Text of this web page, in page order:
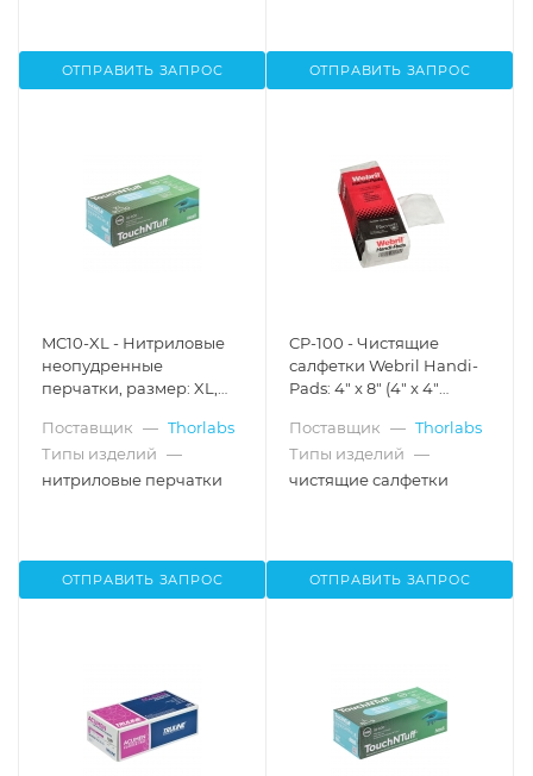
ОТПРАВИТЬ ЗАПРОС ОТПРАВИТЬ ЗАПРОС
MC10-XL - Нитриловые
неопудренные
перчатки, размер: XL,
Поставщик — Thorlabs
Типы изделий —
нитриловые перчатки
ОТПРАВИТЬ ЗАПРОС
CP-100 - Чистящие
салфетки Webril Handi-
Pads: 4" x 8" (4" x 4"
100 салфеток в пачке,
Thorlabs
Поставщик — Thorlabs
Типы изделий —
чистящие салфетки
ОТПРАВИТЬ ЗАПРОС